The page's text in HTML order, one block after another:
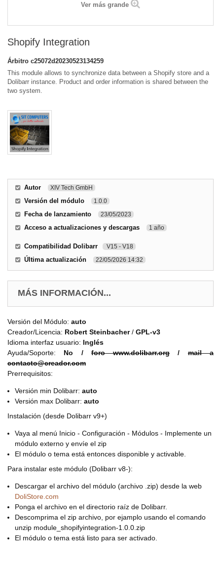
Ver más grande
Shopify Integration
Árbitro c25072d20230523134259
This module allows to synchronize data between a Shopify store and a
Dolibarr instance. Product and order information is shared between the
two system.
Autor XIV Tech GmbH
Versión del módulo 1.0.0
Fecha de lanzamiento 23/05/2023
Acceso a actualizaciones y descargas 1 año
Compatibilidad Dolibarr V15 - V18
Última actualización 22/05/2026 14:32
MÁS INFORMACIÓN...
Versión del Módulo: auto
Creador/Licencia: Robert Steinbacher/ GPL-v3
Idioma interfaz usuario: Inglés
Ayuda/Soporte: No /foro www.dolibarr.org/mail a
contacto@creador.com
Prerrequisitos:
Versión min Dolibarr: auto
Versión max Dolibarr: auto
Instalación (desde Dolibarr v9+)
Vaya al menú Inicio - Configuración - Módulos - Implemente un
módulo externo y envíe el zip
El módulo o tema está entonces disponible y activable.
Para instalar este módulo (Dolibarr v8-):
Descargar el archivo del módulo (archivo .zip) desde la web
DoliStore.com
Ponga el archivo en el directorio raíz de Dolibarr.
Descomprima el zip archivo, por ejamplo usando el comando
unzip module_shopifyintegration-1.0.0.zip
El módulo o tema está listo para ser activado.